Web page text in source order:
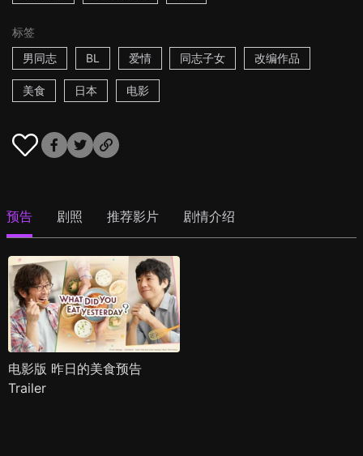
标签
男同志
BL 爱情 同志子女 改编作品
美食 日本 电影
预告 剧照 推荐影片 剧情介绍
电影版 昨日的美食预告
Trailer